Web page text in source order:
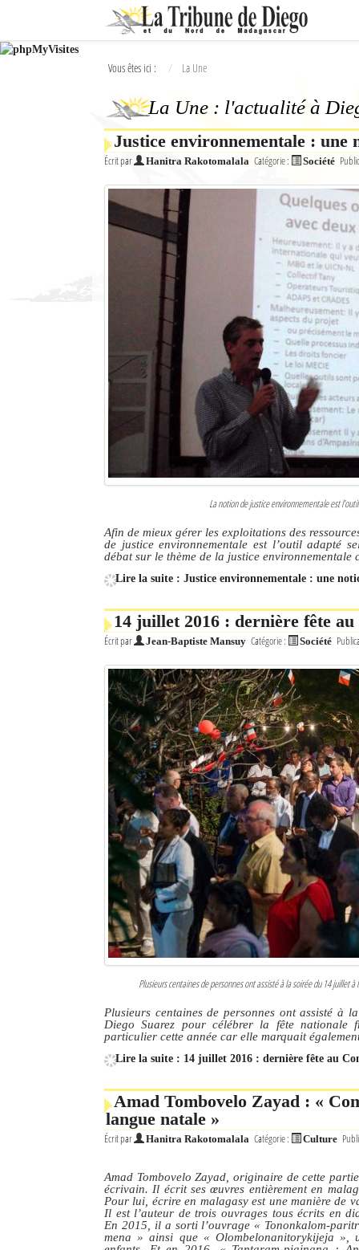
Ok
L'actualité à Diego Suarez
Le Nord de Madagascar
L'actualité du tourisme
Diego Suarez Pratique
Les Petites Annonces
La Tribune de Diego en PDF
Connexion
Identifiant oublié ?
Vous êtes ici : La Une
La Une : l'actualité à
Justice environnementale :
Écrit par Hanitra Rakotomalala Catégorie : Société
La notion de justice environnementale est
Afin de mieux gérer les exploitations des
de justice environnementale est l’outil adapté
débat sur le thème de la justice
Lire la suite : Justice environnementale : une
14 juillet 2016 : dernière fête
Écrit par Jean-Baptiste Mansuy Catégorie : Société
Plusieurs centaines de personnes ont assisté à la soirée du 14 juillet
Plusieurs centaines de personnes ont assisté à
Diego Suarez pour célébrer la fête nationale
particulier cette année car elle marquait
Lire la suite : 14 juillet 2016 : dernière fête au
Amad Tombovelo Zayad : «
langue natale »
Écrit par Hanitra Rakotomalala Catégorie : Culture
Amad Tombovelo Zayad, originaire de cette
écrivain. Il écrit ses œuvres entièrement en
Pour lui, écrire en malagasy est une manière de
Il est l’auteur de trois ouvrages tous écrits en
En 2015, il a sorti l’ouvrage « Tononkalom-
mena » ainsi que « Olombelonanitorykijeja » ,